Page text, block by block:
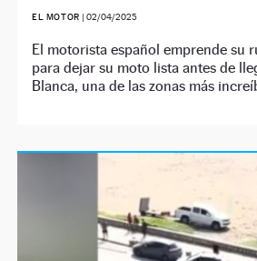
EL MOTOR |02/04/2025
El motorista español emprende su
para dejar su moto lista antes de
Blanca, una de las zonas más